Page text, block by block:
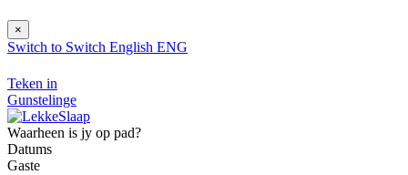
×
Switch to Switch English ENG
Teken in
Gunstelinge
Waarheen is jy op pad?
Datums
Gaste